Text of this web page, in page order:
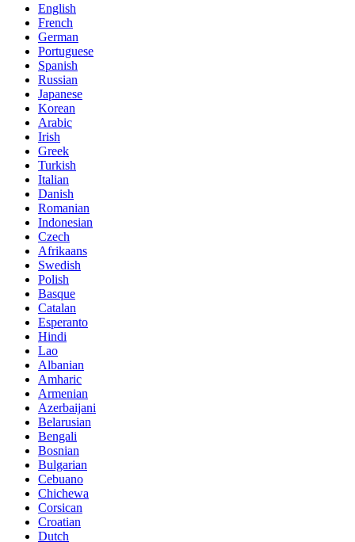
English
French
German
Portuguese
Spanish
Russian
Japanese
Korean
Arabic
Irish
Greek
Turkish
Italian
Danish
Romanian
Indonesian
Czech
Afrikaans
Swedish
Polish
Basque
Catalan
Esperanto
Hindi
Lao
Albanian
Amharic
Armenian
Azerbaijani
Belarusian
Bengali
Bosnian
Bulgarian
Cebuano
Chichewa
Corsican
Croatian
Dutch